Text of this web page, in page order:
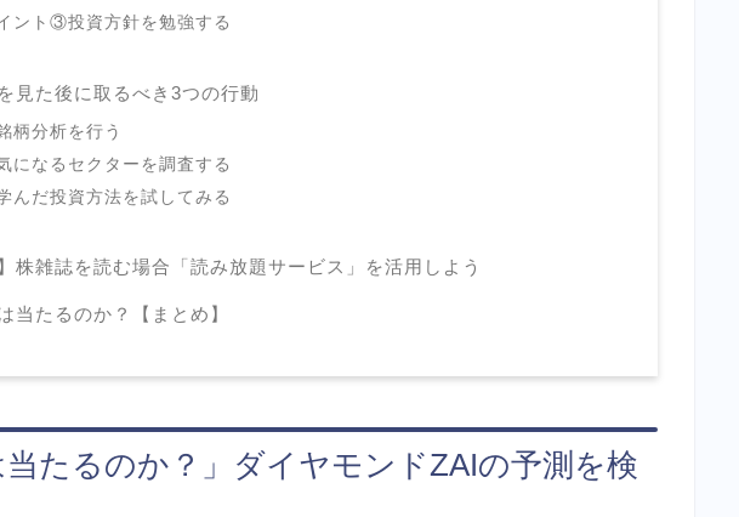
ント③投資方針を勉強する
見た後に取るべき3つの行動
柄分析を行う
になるセクターを調査する
んだ投資方法を試してみる
】株雑誌を読む場合「読み放題サービス」を活用しよう
当たるのか？【まとめ】
当たるのか？」ダイヤモンドZAIの予測を検